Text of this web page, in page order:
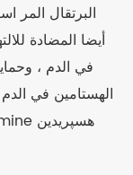
البرتقال المر
أيضا المضادة
في الدم ،
الهستامين في